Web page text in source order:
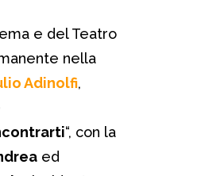
e del Teatro
nella
Adinolfi,
“, con la
ed